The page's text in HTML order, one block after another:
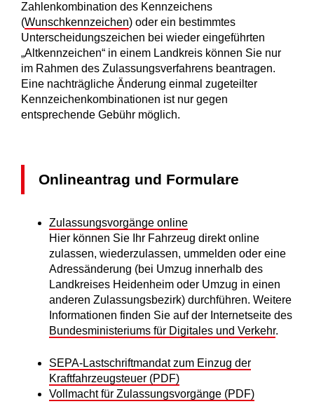
Zahlenkombination des Kennzeichens
(Wunschkennzeichen) oder ein bestimmtes
Unterscheidungszeichen bei wieder eingeführten
„Altkennzeichen“ in einem Landkreis können Sie nur
im Rahmen des Zulassungsverfahrens beantragen.
Eine nachträgliche Änderung einmal zugeteilter
Kennzeichenkombinationen ist nur gegen
entsprechende Gebühr möglich.
Onlineantrag und Formulare
Zulassungsvorgänge online
Hier können Sie Ihr Fahrzeug direkt online
zulassen, wiederzulassen, ummelden oder eine
Adressänderung (bei Umzug innerhalb des
Landkreises Heidenheim oder Umzug in einen
anderen Zulassungsbezirk) durchführen. Weitere
Informationen finden Sie auf der Internetseite des
Bundesministeriums für Digitales und Verkehr.
SEPA-Lastschriftmandat zum Einzug der
Kraftfahrzeugsteuer (PDF)
Vollmacht für Zulassungsvorgänge (PDF)